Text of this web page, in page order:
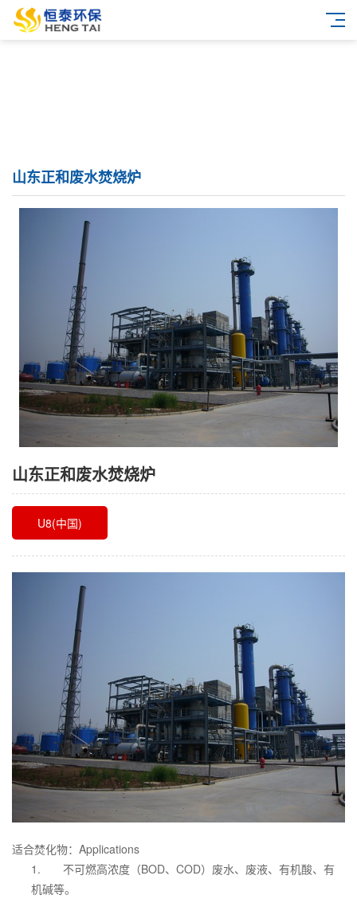
山东正和废水焚烧炉
山东正和废水焚烧炉
U8(中国)
适合焚化物：Applications
1.
不可燃高浓度（BOD、COD）废水、废液、有机酸、有
机碱等。